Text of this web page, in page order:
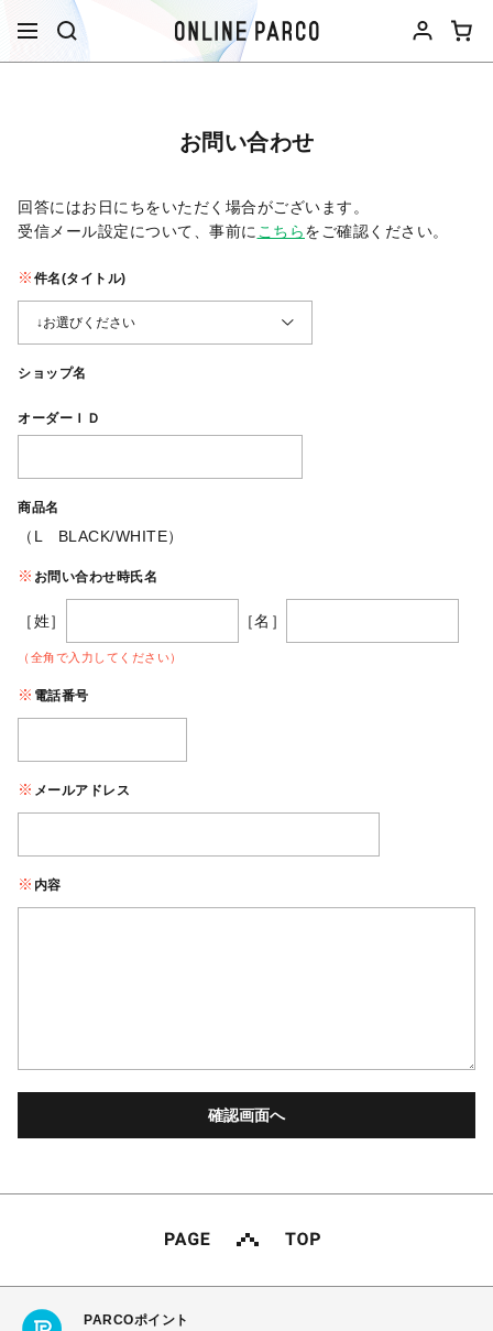
お問い合わせ
回答にはお日にちをいただく場合がございます。
受信メール設定について、事前に こちらをご確認ください。​
件名(タイトル)
ショップ名
オーダーＩＤ
商品名
（L BLACK/WHITE）
お問い合わせ時氏名
［姓］ ［名］
（全角で入力してください）
電話番号
メールアドレス
内容
PARCOポイント